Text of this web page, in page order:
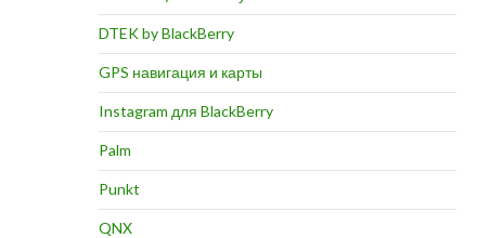
DTEK by BlackBerry
GPS навигация и карты
Instagram для BlackBerry
Palm
Punkt
QNX